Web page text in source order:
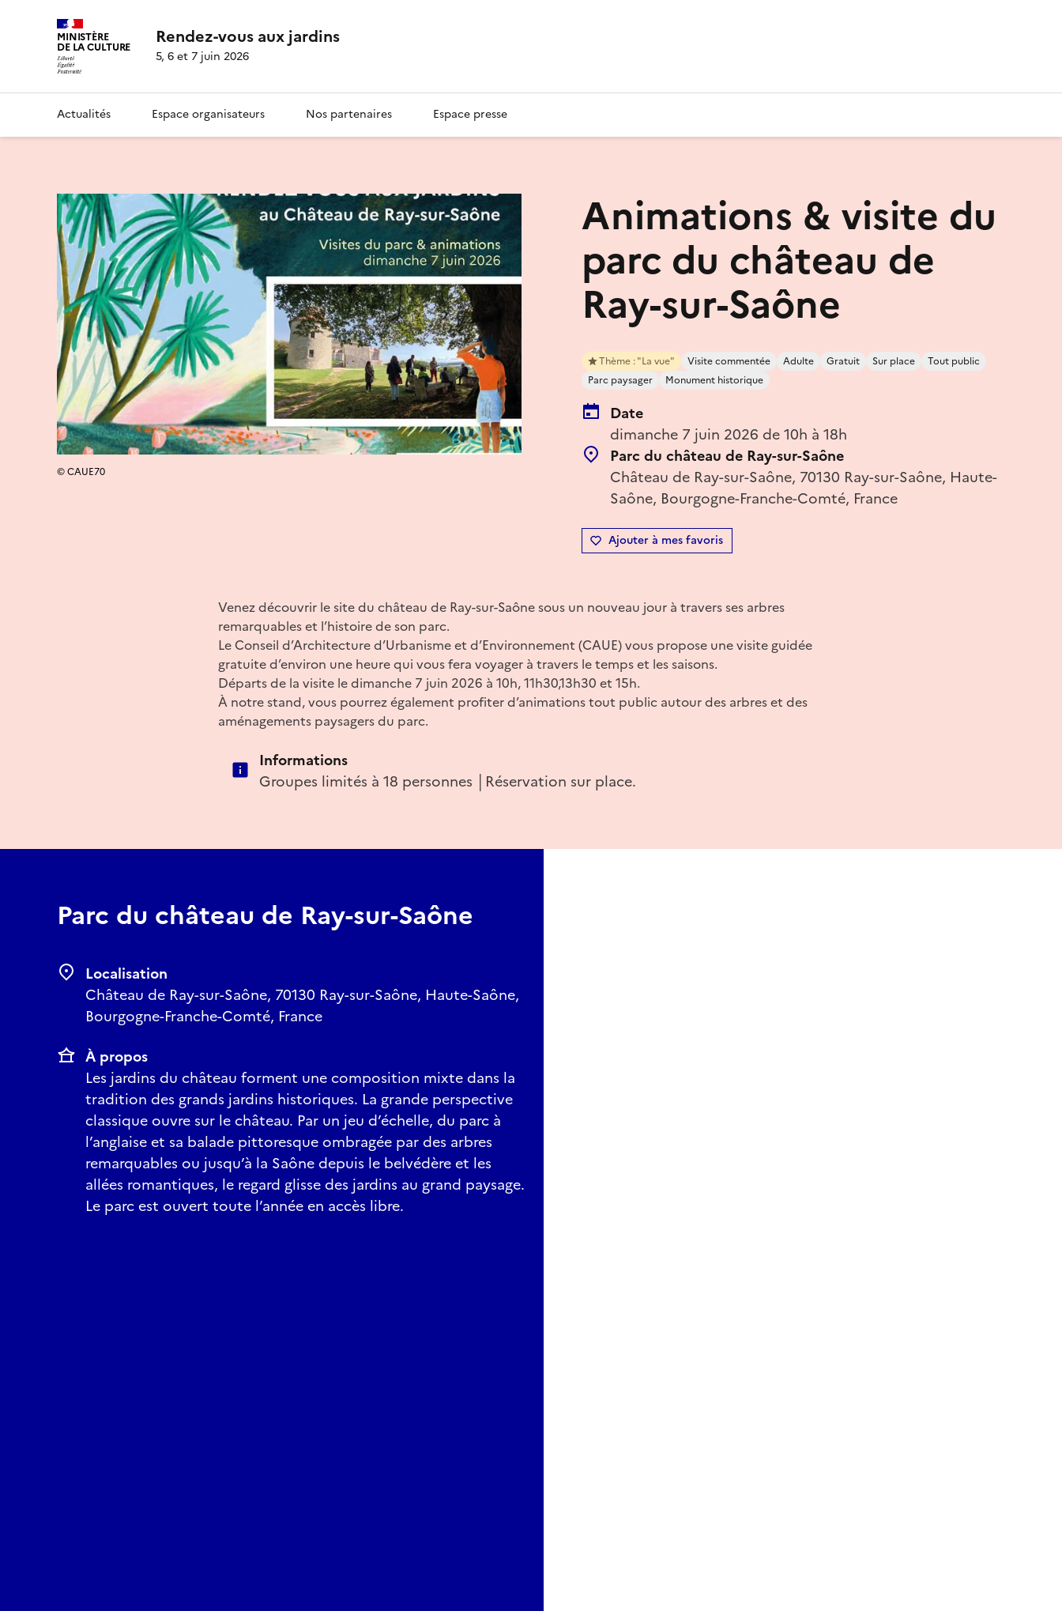
MINISTÈRE
DE LA CULTURE Rendez-vous aux jardins
5, 6 et 7 juin 2026
Actualités Espace organisateurs Nos partenaires Espace presse
Animations & visite du
parc du château de
Ray-sur-Saône
Thème : "La vue" Visite commentée Adulte Gratuit Sur place
Tout public
Parc paysager
Monument historique
Date
dimanche 7 juin 2026 de 10h à 18h
Parc du château de Ray-sur-Saône
Château de Ray-sur-Saône, 70130 Ray-sur-Saône, Haute-
Saône, Bourgogne-Franche-Comté, France
Ajouter à mes favoris
© CAUE70
Venez découvrir le site du château de Ray-sur-Saône sous un nouveau jour à travers ses arbres
remarquables et l’histoire de son parc.
Le Conseil d’Architecture d’Urbanisme et d’Environnement (CAUE) vous propose une visite guidée
gratuite d’environ une heure qui vous fera voyager à travers le temps et les saisons.
Départs de la visite le dimanche 7 juin 2026 à 10h, 11h30,13h30 et 15h.
À notre stand, vous pourrez également profiter d’animations tout public autour des arbres et des
aménagements paysagers du parc.
Informations
Groupes limités à 18 personnes │Réservation sur place.
Parc du château de Ray-sur-Saône
Localisation
Château de Ray-sur-Saône, 70130 Ray-sur-Saône, Haute-Saône,
Bourgogne-Franche-Comté, France
À propos
Les jardins du château forment une composition mixte dans la
tradition des grands jardins historiques. La grande perspective
classique ouvre sur le château. Par un jeu d’échelle, du parc à
l’anglaise et sa balade pittoresque ombragée par des arbres
remarquables ou jusqu’à la Saône depuis le belvédère et les
allées romantiques, le regard glisse des jardins au grand paysage.
Le parc est ouvert toute l’année en accès libre.